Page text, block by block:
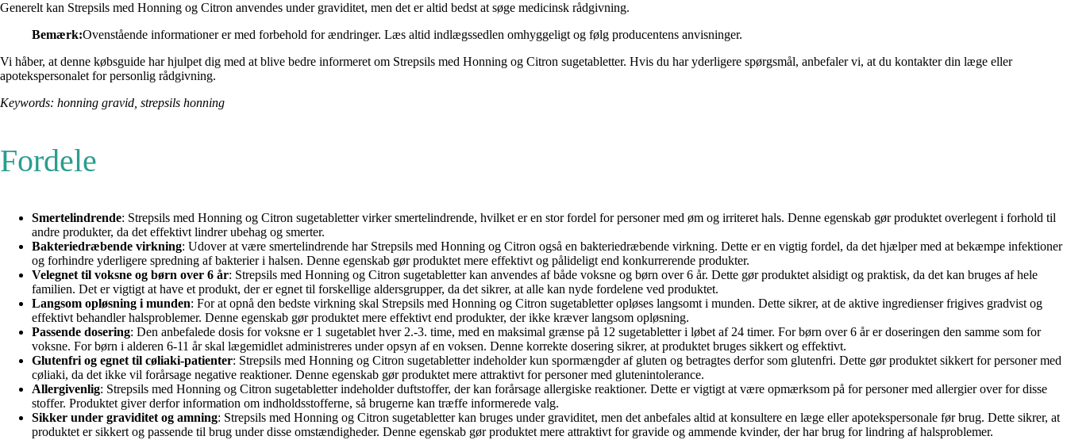
Generelt kan Strepsils med Honning og Citron anvendes under graviditet, men det er altid bedst at søge medicinsk rådgivning.
Bemærk:Ovenstående informationer er med forbehold for ændringer. Læs altid indlægssedlen omhyggeligt og følg producentens anvisninger.
Vi håber, at denne købsguide har hjulpet dig med at blive bedre informeret om Strepsils med Honning og Citron sugetabletter. Hvis du har yderligere spørgsmål, anbefaler vi, at du kontakter din læge eller
apotekspersonalet for personlig rådgivning.
Keywords: honning gravid, strepsils honning
Fordele
Smertelindrende: Strepsils med Honning og Citron sugetabletter virker smertelindrende, hvilket er en stor fordel for personer med øm og irriteret hals. Denne egenskab gør produktet overlegent i forhold til
andre produkter, da det effektivt lindrer ubehag og smerter.
Bakteriedræbende virkning: Udover at være smertelindrende har Strepsils med Honning og Citron også en bakteriedræbende virkning. Dette er en vigtig fordel, da det hjælper med at bekæmpe infektioner
og forhindre yderligere spredning af bakterier i halsen. Denne egenskab gør produktet mere effektivt og pålideligt end konkurrerende produkter.
Velegnet til voksne og børn over 6 år: Strepsils med Honning og Citron sugetabletter kan anvendes af både voksne og børn over 6 år. Dette gør produktet alsidigt og praktisk, da det kan bruges af hele
familien. Det er vigtigt at have et produkt, der er egnet til forskellige aldersgrupper, da det sikrer, at alle kan nyde fordelene ved produktet.
Langsom opløsning i munden: For at opnå den bedste virkning skal Strepsils med Honning og Citron sugetabletter opløses langsomt i munden. Dette sikrer, at de aktive ingredienser frigives gradvist og
effektivt behandler halsproblemer. Denne egenskab gør produktet mere effektivt end produkter, der ikke kræver langsom opløsning.
Passende dosering: Den anbefalede dosis for voksne er 1 sugetablet hver 2.-3. time, med en maksimal grænse på 12 sugetabletter i løbet af 24 timer. For børn over 6 år er doseringen den samme som for
voksne. For børn i alderen 6-11 år skal lægemidlet administreres under opsyn af en voksen. Denne korrekte dosering sikrer, at produktet bruges sikkert og effektivt.
Glutenfri og egnet til cøliaki-patienter: Strepsils med Honning og Citron sugetabletter indeholder kun spormængder af gluten og betragtes derfor som glutenfri. Dette gør produktet sikkert for personer med
cøliaki, da det ikke vil forårsage negative reaktioner. Denne egenskab gør produktet mere attraktivt for personer med glutenintolerance.
Allergivenlig: Strepsils med Honning og Citron sugetabletter indeholder duftstoffer, der kan forårsage allergiske reaktioner. Dette er vigtigt at være opmærksom på for personer med allergier over for disse
stoffer. Produktet giver derfor information om indholdsstofferne, så brugerne kan træffe informerede valg.
Sikker under graviditet og amning: Strepsils med Honning og Citron sugetabletter kan bruges under graviditet, men det anbefales altid at konsultere en læge eller apotekspersonale før brug. Dette sikrer, at
produktet er sikkert og passende til brug under disse omstændigheder. Denne egenskab gør produktet mere attraktivt for gravide og ammende kvinder, der har brug for lindring af halsproblemer.